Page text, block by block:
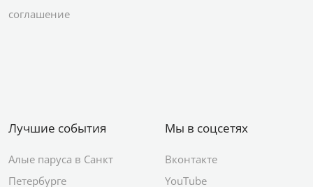
соглашение
Лучшие события
Алые паруса в Санкт
Петербурге
Мы в соцсетях
Вконтакте
YouTube